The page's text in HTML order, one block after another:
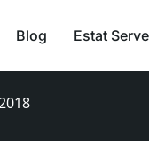
Blog Estat